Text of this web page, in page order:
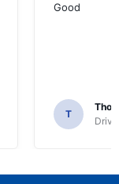
Good
T